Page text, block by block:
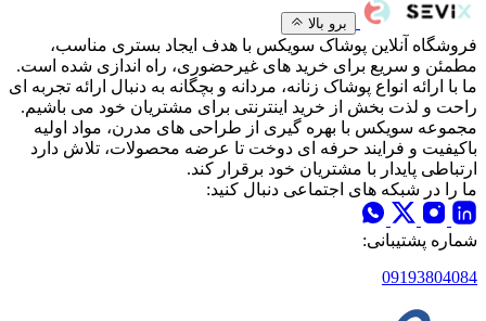
برو بالا
فروشگاه آنلاین پوشاک سویکس با هدف ایجاد بستری مناسب،
مطمئن و سریع برای خرید های غیرحضوری، راه اندازی شده است.
ما با ارائه انواع پوشاک زنانه، مردانه و بچگانه به دنبال ارائه تجربه ای
راحت و لذت بخش از خرید اینترنتی برای مشتریان خود می باشیم.
مجموعه سویکس با بهره گیری از طراحی های مدرن، مواد اولیه
باکیفیت و فرایند حرفه ای دوخت تا عرضه محصولات، تلاش دارد
ارتباطی پایدار با مشتریان خود برقرار کند.
ما را در شبکه های اجتماعی دنبال کنید:
شماره پشتیبانی:
09193804084